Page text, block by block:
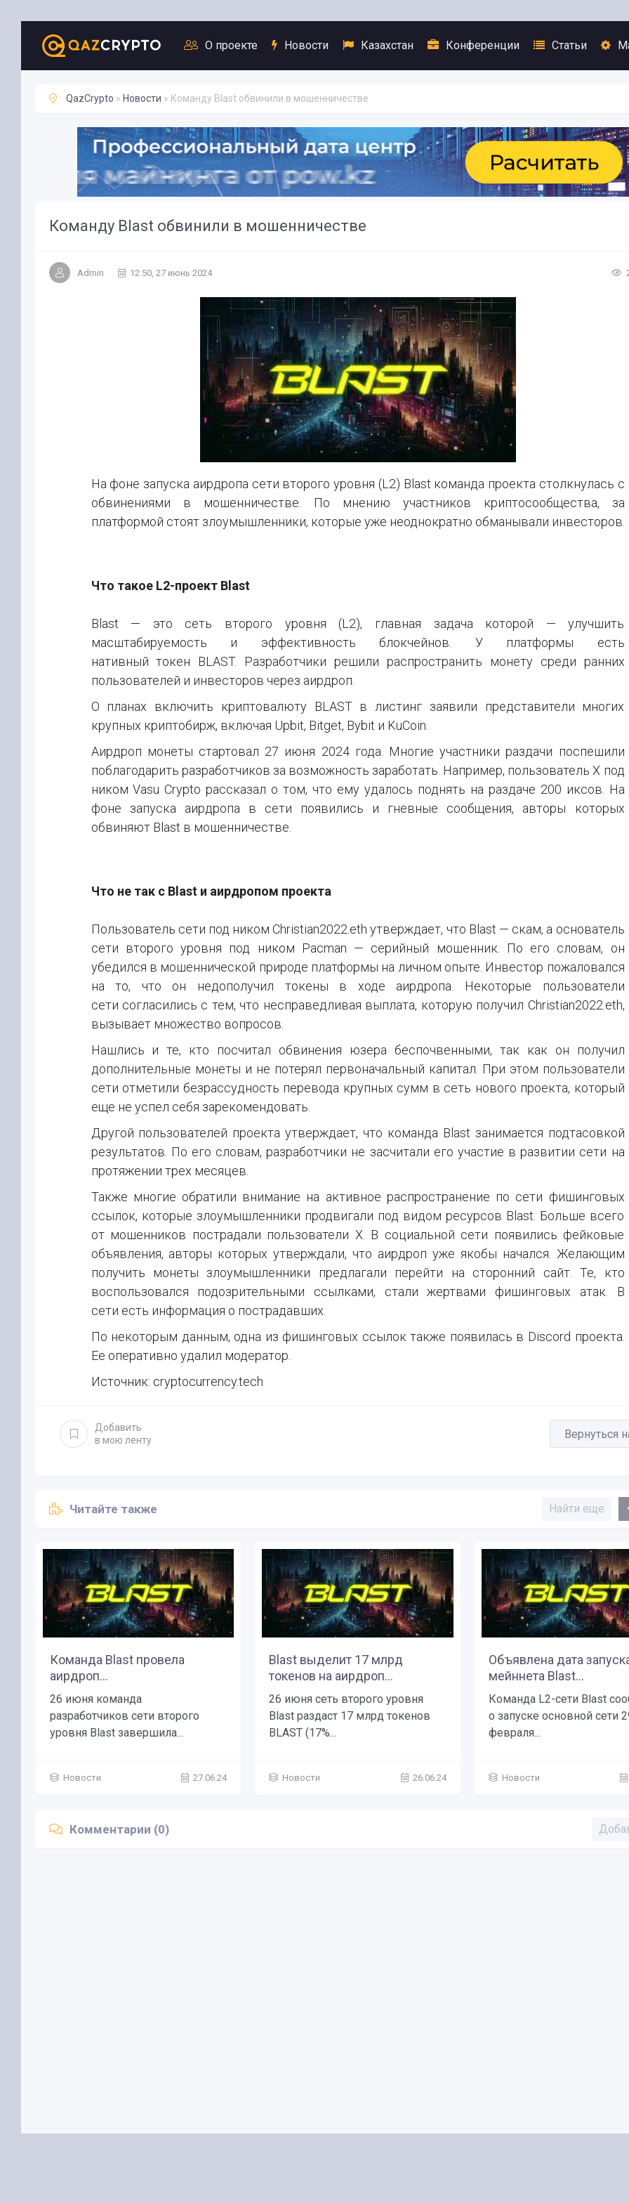
О проекте Новости Казахстан Конференции Статьи
QazCrypto » Новости » Команду Blast обвинили в мошенничестве
Команду Blast обвинили в мошенничестве
Новости
Admin 12:50, 27 июнь 2024
На фоне запуска аирдропа сети второго уровня (L2) Blast команда проекта столкнулась с
обвинениями в мошенничестве. По мнению участников криптосообщества, за
платформой стоят злоумышленники, которые уже неоднократно обманывали инвесторов.
Что такое L2-проект Blast
Blast — это сеть второго уровня (L2), главная задача которой — улучшить
масштабируемость и эффективность блокчейнов. У платформы есть
нативный токен BLAST. Разработчики решили распространить монету среди ранних
пользователей и инвесторов через аирдроп.
О планах включить криптовалюту BLAST в листинг заявили представители многих
крупных криптобирж, включая Upbit, Bitget, Bybit и KuCoin.
Аирдроп монеты стартовал 27 июня 2024 года. Многие участники раздачи поспешили
поблагодарить разработчиков за возможность заработать. Например, пользователь X под
ником Vasu Crypto рассказал о том, что ему удалось поднять на раздаче 200 иксов. На
фоне запуска аирдропа в сети появились и гневные сообщения, авторы которых
обвиняют Blast в мошенничестве.
Что не так с Blast и аирдропом проекта
Пользователь сети под ником Christian2022.eth утверждает, что Blast — скам, а основатель
сети второго уровня под ником Pacman — серийный мошенник. По его словам, он
убедился в мошеннической природе платформы на личном опыте. Инвестор пожаловался
на то, что он недополучил токены в ходе аирдропа. Некоторые пользователи
сети согласились с тем, что несправедливая выплата, которую получил Christian2022.eth,
вызывает множество вопросов.
Нашлись и те, кто посчитал обвинения юзера беспочвенными, так как он получил
дополнительные монеты и не потерял первоначальный капитал. При этом пользователи
сети отметили безрассудность перевода крупных сумм в сеть нового проекта, который
еще не успел себя зарекомендовать.
Другой пользователей проекта утверждает, что команда Blast занимается подтасовкой
результатов. По его словам, разработчики не засчитали его участие в развитии сети на
протяжении трех месяцев.
Также многие обратили внимание на активное распространение по сети фишинговых
ссылок, которые злоумышленники продвигали под видом ресурсов Blast. Больше всего
от мошенников пострадали пользователи X. В социальной сети появились фейковые
объявления, авторы которых утверждали, что аирдроп уже якобы начался. Желающим
получить монеты злоумышленники предлагали перейти на сторонний сайт. Те, кто
воспользовался подозрительными ссылками, стали жертвами фишинговых атак. В
сети есть информация о пострадавших.
По некоторым данным, одна из фишинговых ссылок также появилась в Discord проекта.
Ее оперативно удалил модератор.
Источник: cryptocurrency.tech
Добавить
в мою ленту
Вернуться
Читайте также Найти еще
Команда Blast провела
аирдроп...
26 июня команда
разработчиков сети второго
уровня Blast завершила...
Новости 27.06.24
Blast выделит 17 млрд
токенов на аирдроп...
26 июня сеть второго уровня
Blast раздаст 17 млрд токенов
BLAST (17%...
Новости 26.06.24
Объявлена дата
мейннета Blast...
Команда L2-сети Blast
о запуске основной сети
февраля...
Новости
Комментарии (0)